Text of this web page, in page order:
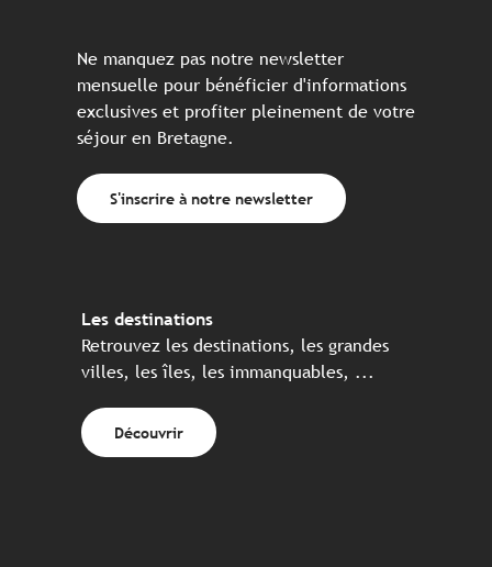
Ne manquez pas notre newsletter
mensuelle pour bénéficier d'informations
exclusives et profiter pleinement de votre
séjour en Bretagne.
S'inscrire à notre newsletter
Les destinations
Retrouvez les destinations, les grandes
villes, les îles, les immanquables, ...
Découvrir